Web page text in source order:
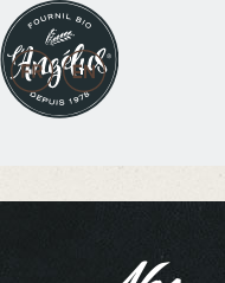
Panneau de gestion des